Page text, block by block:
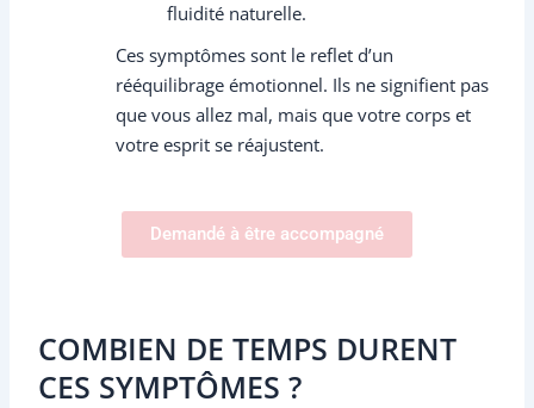
fluidité naturelle.
Ces symptômes sont le reflet d’un
rééquilibrage émotionnel. Ils ne signifient pas
que vous allez mal, mais que votre corps et
votre esprit se réajustent.
Demandé à être accompagné
COMBIEN DE TEMPS DURENT
CES SYMPTÔMES ?